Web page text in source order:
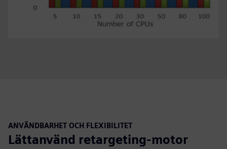
ANVÄNDBARHET OCH FLEXIBILITET
Lättanvänd retargeting-motor